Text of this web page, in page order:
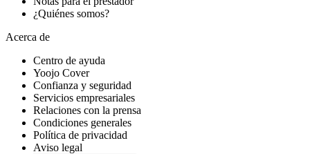
¿Quiénes somos?
Acerca de
Centro de ayuda
Yoojo Cover
Confianza y seguridad
Servicios empresariales
Relaciones con la prensa
Condiciones generales
Política de privacidad
Aviso legal